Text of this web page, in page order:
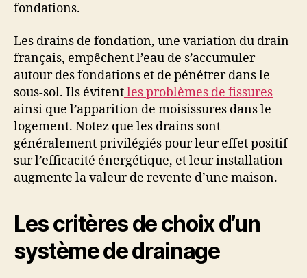
fondations.
Les drains de fondation, une variation du drain
français, empêchent l’eau de s’accumuler
autour des fondations et de pénétrer dans le
sous-sol. Ils évitentles problèmes de fissures
ainsi que l’apparition de moisissures dans le
logement. Notez que les drains sont
généralement privilégiés pour leur effet positif
sur l’efficacité énergétique, et leur installation
augmente la valeur de revente d’une maison.
Les critères de choix d’un
système de drainage